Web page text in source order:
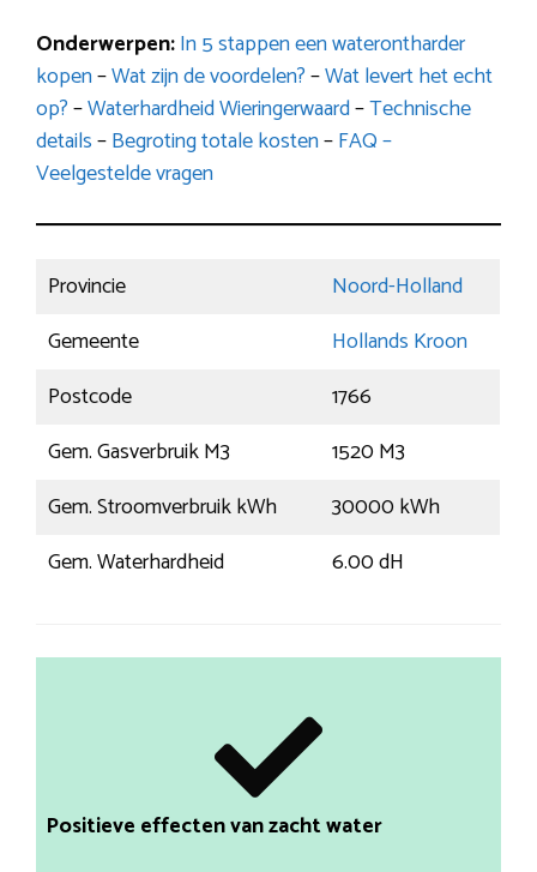
Onderwerpen:In 5 stappen een waterontharder
kopen–Wat zijn de voordelen?–Wat levert het echt
op?–Waterhardheid Wieringerwaard–Technische
details–Begroting totale kosten–FAQ –
Veelgestelde vragen
Provincie
Noord-Holland
Gemeente
Hollands Kroon
Postcode
1766
Gem. Gasverbruik M3
1520 M3
Gem. Stroomverbruik kWh
30000 kWh
Gem. Waterhardheid
6.00 dH
Positieve effecten van zacht water